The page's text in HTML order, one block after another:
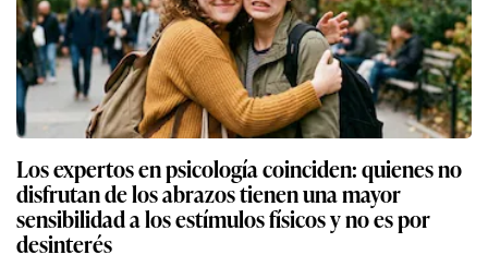
Los expertos en psicología coinciden: quienes no
disfrutan de los abrazos tienen una mayor
sensibilidad a los estímulos físicos y no es por
desinterés